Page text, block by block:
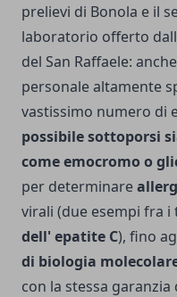
prelievi di Bonola e il
laboratorio offerto
del San Raffaele:
personale altamente
vastissimo numero di
possibile sottoporsi
come emocromo o
per determinare
virali (due esempi fra i
dell' epatite C), fino
di biologia
con la stessa